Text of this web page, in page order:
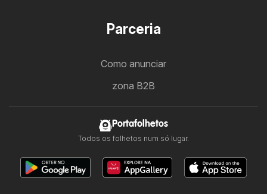
Parceria
Como anunciar
zona B2B
Portafolhetos
Todos os folhetos num só lugar.